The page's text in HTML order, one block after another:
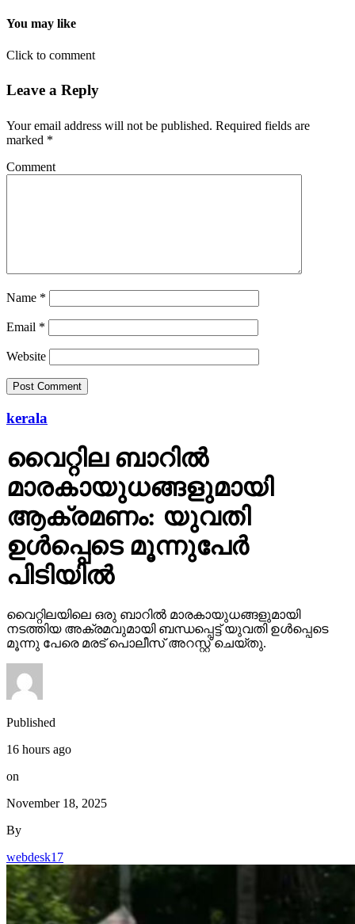
You may like
Click to comment
Leave a Reply
Your email address will not be published. Required fields are
marked *
Comment
Name *
Email *
Website
kerala
വൈറ്റില ബാറില്‍
മാരകായുധങ്ങളുമായി
ആക്രമണം: യുവതി
ഉള്‍പ്പെടെ മൂന്നുപേര്‍
പിടിയില്‍
വൈറ്റിലയിലെ ഒരു ബാറില്‍ മാരകായുധങ്ങളുമായി
നടത്തിയ അക്രമവുമായി ബന്ധപ്പെട്ട് യുവതി ഉള്‍പ്പെടെ
മൂന്നു പേരെ മരട് പൊലീസ് അറസ്റ്റ് ചെയ്തു.
Published
16 hours ago
on
November 18, 2025
By
webdesk17